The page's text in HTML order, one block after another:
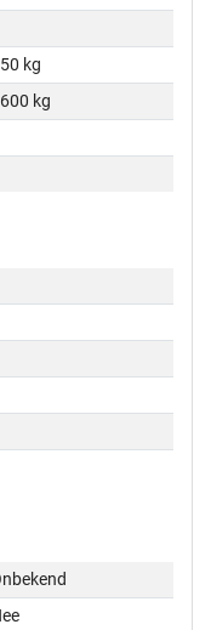
kg
kg